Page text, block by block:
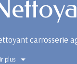
carrosserie
plus